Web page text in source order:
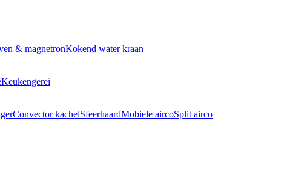
& magnetronKokend water kraan
Keukengerei
Convector kachelSfeerhaardMobiele aircoSplit airco